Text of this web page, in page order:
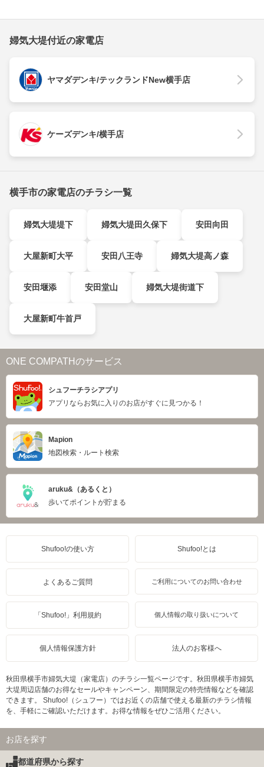
婦気大堤付近の家電店
ヤマダデンキ/テックランドNew横手店
ケーズデンキ/横手店
横手市の家電店のチラシ一覧
婦気大堤堤下 婦気大堤田久保下 安田向田
大屋新町大平 安田八王寺 婦気大堤高ノ森
安田堰添 安田堂山 婦気大堤街道下
大屋新町牛首戸
ONE COMPATHのサービス
シュフーチラシアプリ
アプリならお気に入りのお店がすぐに見つかる！
Mapion
地図検索・ルート検索
aruku&（あるくと）
歩いてポイントが貯まる
Shufoo!の使い方 Shufoo!とは
よくあるご質問 ご利用についてのお問い合わせ
「Shufoo!」利用規約 個人情報の取り扱いについて
個人情報保護方針 法人のお客様へ
秋田県横手市婦気大堤（家電店）のチラシ一覧ページです。秋田県横手市婦気
大堤周辺店舗のお得なセールやキャンペーン、期間限定の特売情報などを確認
できます。 Shufoo!（シュフー）ではお近くの店舗で使える最新のチラシ情報
を、手軽にご確認いただけます。お得な情報をぜひご活用ください。
お店を探す
都道府県から探す